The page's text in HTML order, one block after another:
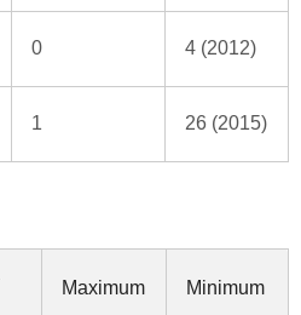
0 4 (2012)
1 26 (2015)
Maximum Minimum